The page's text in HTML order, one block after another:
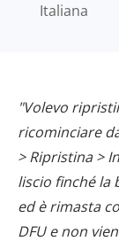
Italiana
"Volevo
ricominciare
> Ripristina >
liscio finché la
ed è rimasta
DFU e non